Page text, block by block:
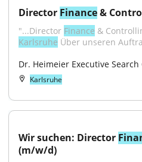
Director Finance &
"...Director Finance &
Karlsruhe Über unseren
Dr. Heimeier Executive Search
Karlsruhe
Wir suchen: Director
(m/w/d)